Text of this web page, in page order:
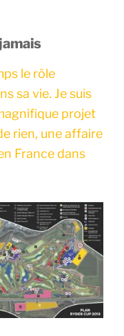
le rôle
sa vie. Je suis
projet
rien, une affaire
France dans